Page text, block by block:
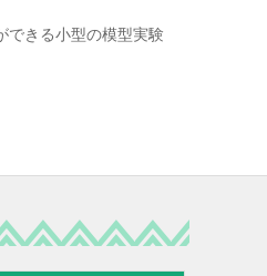
できる小型の模型実験